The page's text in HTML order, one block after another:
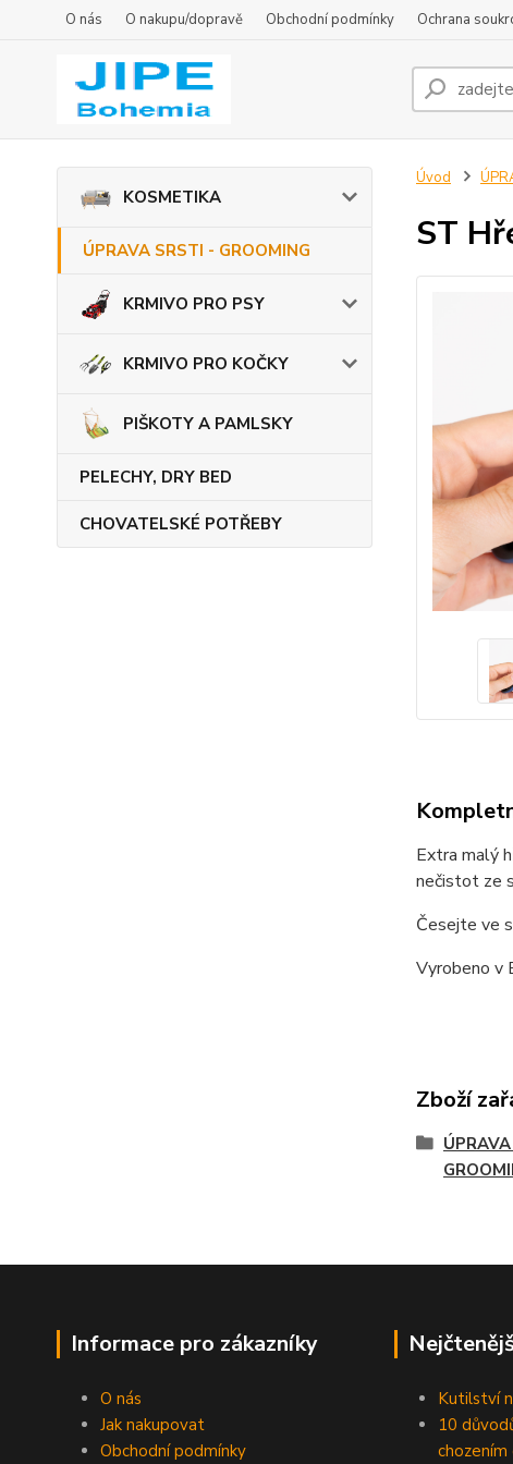
O nás O nakupu/dopravě Obchodní podmínky Ochrana
KOSMETIKA
ÚPRAVA SRSTI - GROOMING
KRMIVO PRO PSY
KRMIVO PRO KOČKY
PIŠKOTY A PAMLSKY
PELECHY, DRY BED
CHOVATELSKÉ POTŘEBY
Úvod
ST
Extra malý
nečistot ze
Česejte ve
Vyrobeno v
Zboží
Informace pro zákazníky
O nás
Jak nakupovat
Obchodní podmínky
Kutilství
10